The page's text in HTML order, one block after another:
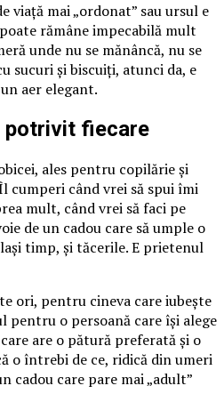
viață mai „ordonat” sau ursul e
rămâne impecabilă mult
unde nu se mănâncă, nu se
sucuri și biscuiți, atunci da, e
aer elegant.
potrivit fiecare
ales pentru copilărie și
cumperi când vrei să spui îmi
mult, când vrei să faci pe
de un cadou care să umple o
timp, și tăcerile. E prietenul
ori, pentru cineva care iubește
pentru o persoană care își alege
are o pătură preferată și o
o întrebi de ce, ridică din umeri
cadou care pare mai „adult”